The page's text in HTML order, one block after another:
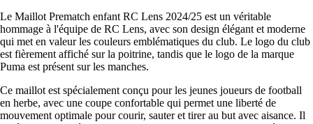
Le Maillot Prematch enfant RC Lens 2024/25 est un véritable
hommage à l'équipe de RC Lens, avec son design élégant et moderne
qui met en valeur les couleurs emblématiques du club. Le logo du club
est fièrement affiché sur la poitrine, tandis que le logo de la marque
Puma est présent sur les manches.
Ce maillot est spécialement conçu pour les jeunes joueurs de football
en herbe, avec une coupe confortable qui permet une liberté de
mouvement optimale pour courir, sauter et tirer au but avec aisance. Il